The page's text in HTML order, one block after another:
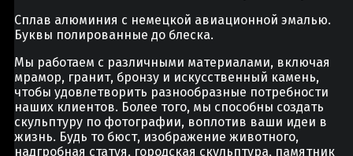
Сплав алюминия с немецкой авиационной эмалью.
Буквы полированные до блеска.
Мы работаем с различными материалами, включая
мрамор, гранит, бронзу и искусственный камень,
чтобы удовлетворить разнообразные потребности
наших клиентов. Более того, мы способны создать
скульптуру по фотографии, воплотив ваши идеи в
жизнь. Будь то бюст, изображение животного,
надгробная статуя, городская скульптура, памятник